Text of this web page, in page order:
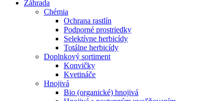
Záhrada
Chémia
Ochrana rastlín
Podporné prostriedky
Selektívne herbicídy
Totálne herbicídy
Doplnkový sortiment
Konvičky
Kvetináče
Hnojivá
Bio (organické) hnojivá